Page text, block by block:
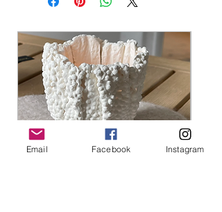
Email Facebook Instagram